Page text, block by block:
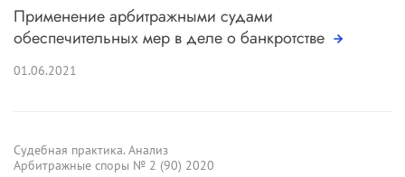
Применение арбитражными судами
обеспечительных мер в деле о банкротстве
01.06.2021
Судебная практика. Анализ
Арбитражные споры № 2 (90) 2020